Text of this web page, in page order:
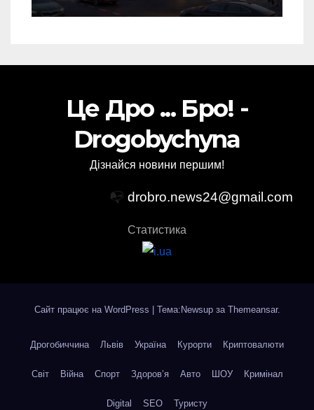
Це Дро ... Бро! -
Drogobychyna
Дізнайся новини першим!
📭 drobro.news24@gmail.com
Статистика
Сайт працює на WordPress Тема:Newsup за Themeansar.
Дрогобиччина Львів Україна Курорти Криптовалюти
Світ Війна Спорт Здоров’я Авто ШОУ Кримінал
Digital SEO Туристу